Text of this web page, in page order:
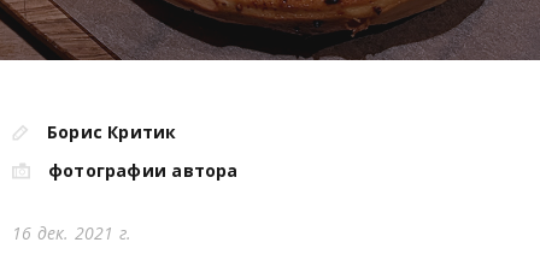
Борис Критик
фотографии автора
16 дек. 2021 г.